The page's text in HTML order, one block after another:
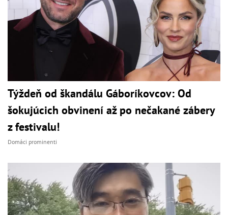
Týždeň od škandálu Gáboríkovcov: Od
šokujúcich obvinení až po nečakané zábery
z festivalu!
Domáci prominenti